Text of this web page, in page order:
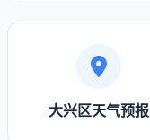
大兴区天气预报